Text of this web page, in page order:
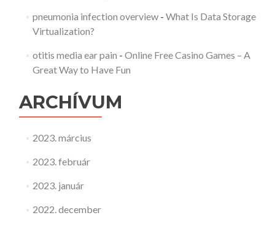
pneumonia infection overview- What Is Data Storage
Virtualization?
otitis media ear pain - Online Free Casino Games – A
Great Way to Have Fun
ARCHÍVUM
2023. március
2023. február
2023. január
2022. december